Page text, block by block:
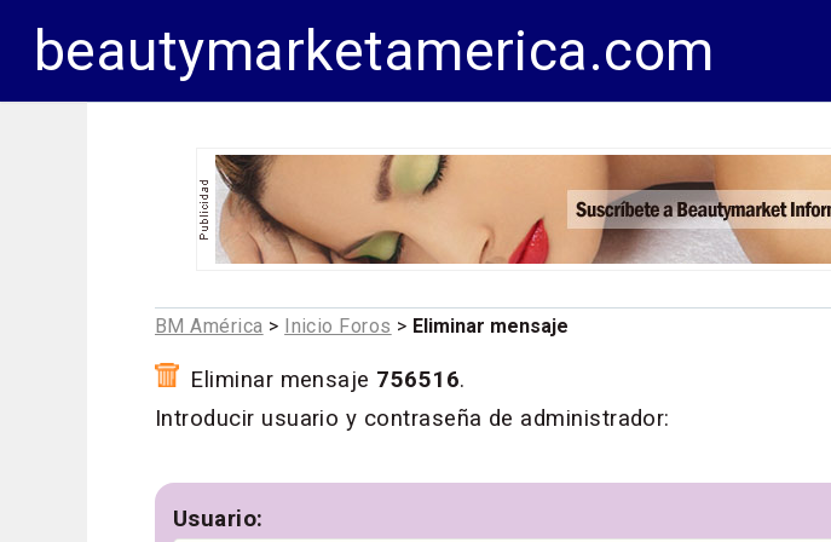
beautymarketamerica.com
BM América > Inicio Foros > Eliminar mensaje
Eliminar mensaje 756516.
Introducir usuario y contraseña de administrador:
Usuario: